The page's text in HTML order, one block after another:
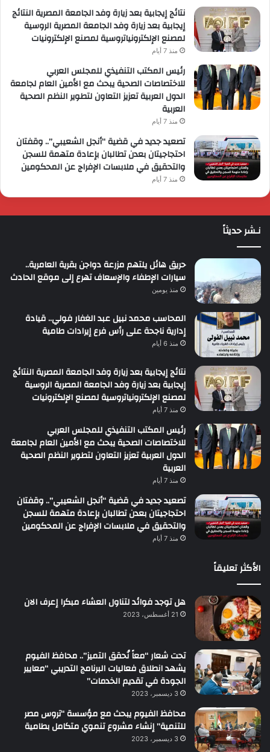
نتائج إيجابية بعد زيارة وفد الجامعة المصرية النتائج
إيجابية بعد زيارة وفد الجامعة المصرية الروسية
لمصنع الإلكترونياتروسية لمصنع الإلكترونيات
منذ 7 أيام
رئيس المكتب التنفيذي للمجلس العربي
للاختصاصات الصحية يبحث مع الأمين العام لجامعة
الدول العربية تعزيز التعاون لتطوير النظم الصحية
العربية
منذ 7 أيام
تصعيد جديد في قضية “أنجل الشعيبي”.. وقفتان
احتجاجيتان بعدن تطالبان بإعادة متهمة للسجن
والتحقيق في ملابسات الإفراج عن المحكومين
منذ 7 أيام
نـشر حديثاً
حريق هائل يلتهم مزرعة دواجن بقرية العامرية..
سيارات الإطفاء والإسعاف تهرع إلى موقع الحادث
منذ يومين
المحاسب محمد نبيل عبد الغفار فولي.. قيادة
إدارية ناجحة على رأس فرع إيرادات طامية
منذ 6 أيام
نتائج إيجابية بعد زيارة وفد الجامعة المصرية النتائج
إيجابية بعد زيارة وفد الجامعة المصرية الروسية
لمصنع الإلكترونياتروسية لمصنع الإلكترونيات
منذ 7 أيام
رئيس المكتب التنفيذي للمجلس العربي
للاختصاصات الصحية يبحث مع الأمين العام لجامعة
الدول العربية تعزيز التعاون لتطوير النظم الصحية
العربية
منذ 7 أيام
تصعيد جديد في قضية “أنجل الشعيبي”.. وقفتان
احتجاجيتان بعدن تطالبان بإعادة متهمة للسجن
والتحقيق في ملابسات الإفراج عن المحكومين
منذ 7 أيام
الأكثر تعليقاً
هل توجد فوائد لتناول العشاء مبكرا إعرف الان
21 أغسطس، 2023
تحت شعار “معاً نُحقق التميز”.. محافظ الفيوم
يشهد انطلاق فعاليات البرنامج التدريبي “معايير
الجودة في تقديم الخدمات”
3 ديسمبر، 2023
محافظ الفيوم يبحث مع مؤسسة “تروس مصر
للتنمية” إنشاء مشروع تنموي متكامل بطامية
3 ديسمبر، 2023